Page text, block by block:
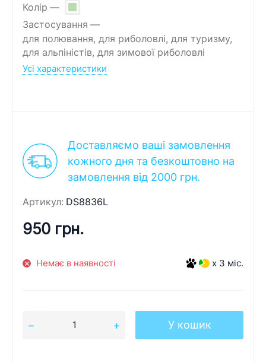
Колір
Застосування
для полювання, для риболовлі, для туризму,
для альпіністів, для зимової риболовлі
Усі характеристики
Доставляємо ваші замовлення
кожного дня та безкоштовно на
замовлення від 2000 грн.
Артикул: DS8836L
950 грн.
Немає в наявності x 3 міс.
У кошик